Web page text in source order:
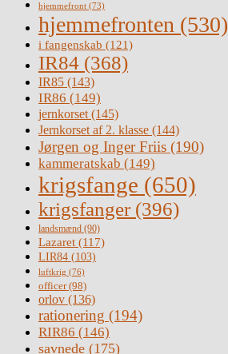
hjemmefront (73)
hjemmefronten (530)
i fangenskab (121)
IR84 (368)
IR85 (143)
IR86 (149)
jernkorset (145)
Jernkorset af 2. klasse (144)
Jørgen og Inger Friis (190)
kammeratskab (149)
krigsfange (650)
krigsfanger (396)
landsmænd (90)
Lazaret (117)
LIR84 (103)
luftkrig (76)
officer(98)
orlov (136)
rationering (194)
RIR86 (146)
savnede (175)